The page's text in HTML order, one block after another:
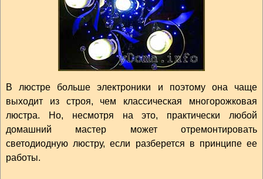
В люстре больше электроники и поэтому она чаще
выходит из строя, чем классическая многорожковая
люстра. Но, несмотря на это, практически любой
домашний мастер может отремонтировать
светодиодную люстру, если разберется в принципе ее
работы.